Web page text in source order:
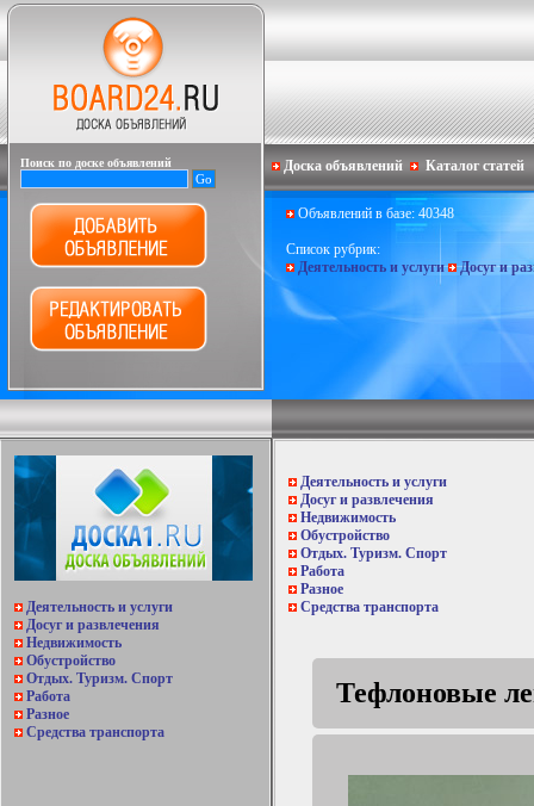
Поиск по доске объявлений
Деятельность и услуги
Досуг и развлечения
Недвижимость
Обустройство
Отдых. Туризм. Спорт
Работа
Разное
Средства транспорта
Доска объявлений Каталог статей
Объявлений в базе: 40348
Список рубрик:
Деятельность и услуги
Досуг и
Деятельность и услуги
Досуг и развлечения
Недвижимость
Обустройство
Отдых. Туризм. Спорт
Работа
Разное
Средства транспорта
Тефлоновые